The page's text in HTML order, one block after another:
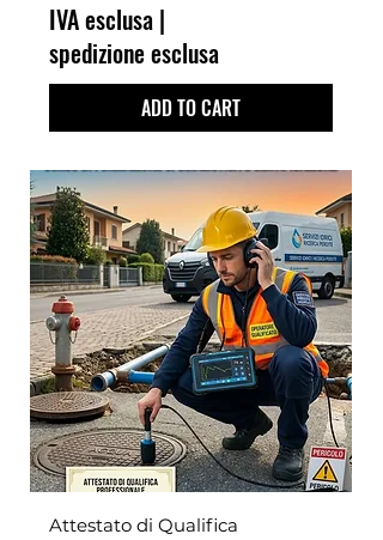
IVA esclusa |
spedizione esclusa
ADD TO CART
Attestato di Qualifica